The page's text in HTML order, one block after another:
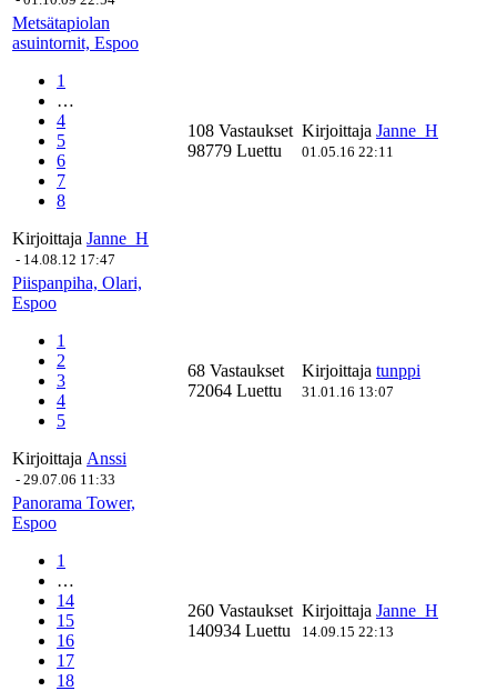
Metsätapiolan
asuintornit, Espoo
1
…
4
5
6
7
8
Kirjoittaja Janne_H
- 14.08.12 17:47
108 Vastaukset
98779 Luettu
Kirjoittaja Janne_H
01.05.16 22:11
Piispanpiha, Olari,
Espoo
1
2
3
4
5
Kirjoittaja Anssi
- 29.07.06 11:33
68 Vastaukset
72064 Luettu
Kirjoittaja tunppi
31.01.16 13:07
Panorama Tower,
Espoo
1
…
14
15
16
17
18
260 Vastaukset
140934 Luettu
Kirjoittaja Janne_H
14.09.15 22:13